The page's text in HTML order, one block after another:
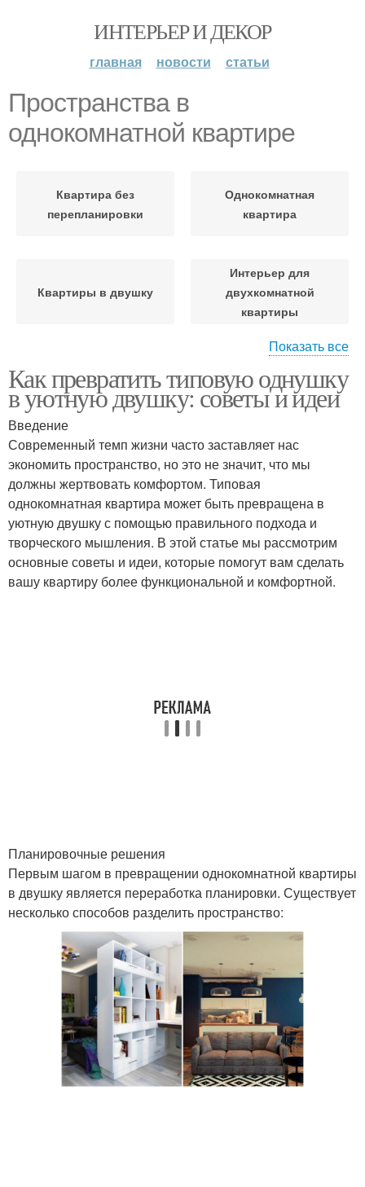
ИНТЕРЬЕР И ДЕКОР
главная новости статьи
Пространства в
однокомнатной квартире
Квартира без
перепланировки
Однокомнатная
квартира
Квартиры в двушку
Интерьер для
двухкомнатной
квартиры
двушку
Комнаты в квартире
Отдельные
пространства
Пространство под
подоконниками
Пространства под
раковиной
Однокомнатные
квартиры
Пространство в
однокомнатной
квартире
Мебели в
однокомнатной
квартире
Квартира с помощью
Показать все
Как превратить типовую однушку
в уютную двушку: советы и идеи
Введение
Современный темп жизни часто заставляет нас
экономить пространство, но это не значит, что мы
должны жертвовать комфортом. Типовая
однокомнатная квартира может быть превращена в
уютную двушку с помощью правильного подхода и
творческого мышления. В этой статье мы рассмотрим
основные советы и идеи, которые помогут вам сделать
вашу квартиру более функциональной и комфортной.
Планировочные решения
Первым шагом в превращении однокомнатной квартиры
в двушку является переработка планировки. Существует
несколько способов разделить пространство: